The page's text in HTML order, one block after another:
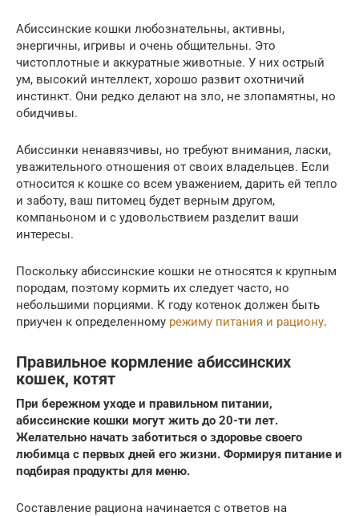
Абиссинские кошки любознательны, активны,
энергичны, игривы и очень общительны. Это
чистоплотные и аккуратные животные. У них острый
ум, высокий интеллект, хорошо развит охотничий
инстинкт. Они редко делают на зло, не злопамятны, но
обидчивы.
Абиссинки ненавязчивы, но требуют внимания, ласки,
уважительного отношения от своих владельцев. Если
относится к кошке со всем уважением, дарить ей тепло
и заботу, ваш питомец будет верным другом,
компаньоном и с удовольствием разделит ваши
интересы.
Поскольку абиссинские кошки не относятся к крупным
породам, поэтому кормить их следует часто, но
небольшими порциями. К году котенок должен быть
приучен к определенному режиму питания и рациону.
Правильное кормление абиссинских
кошек, котят
При бережном уходе и правильном питании,
абиссинские кошки могут жить до 20-ти лет.
Желательно начать заботиться о здоровье своего
любимца с первых дней его жизни. Формируя питание и
подбирая продукты для меню.
Составление рациона начинается с ответов на